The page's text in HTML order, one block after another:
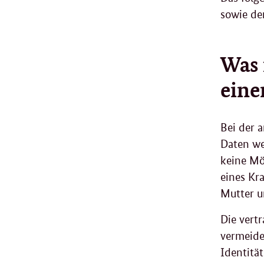
sowie
Bei der
Daten
keine
eines
Mutter
Die
Identität